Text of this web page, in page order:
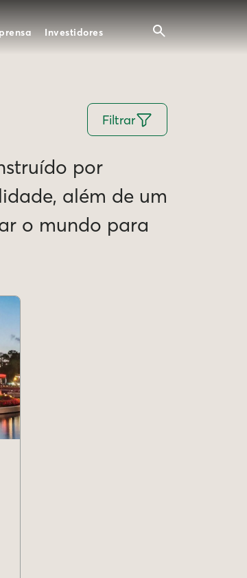
Investidores
Filtrar
por
além de um
o mundo para